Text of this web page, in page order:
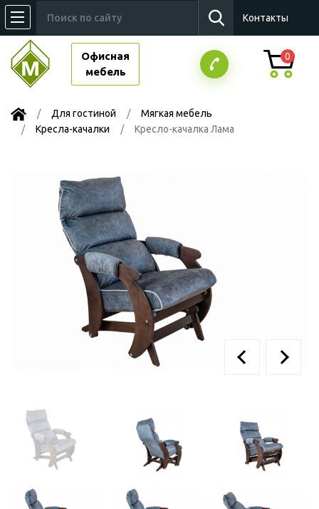
Контакты
Офисная
мебель
0
Для гостиной
Мягкая мебель
Кресла-качалки
Кресло-качалка Лама